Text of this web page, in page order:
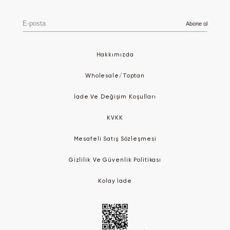
E-
posta
Abone ol
Hakkımızda
Wholesale/Toptan
İade Ve Değişim Koşulları
KVKK
Mesafeli Satış Sözleşmesi
Gizlilik Ve Güvenlik Politikası
Kolay İade